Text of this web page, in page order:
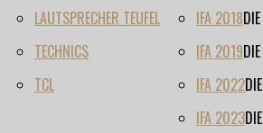
LAUTSPRECHER TEUFEL
TECHNICS
TCL
IFA 2018
IFA 2019
IFA 2022
IFA 2023